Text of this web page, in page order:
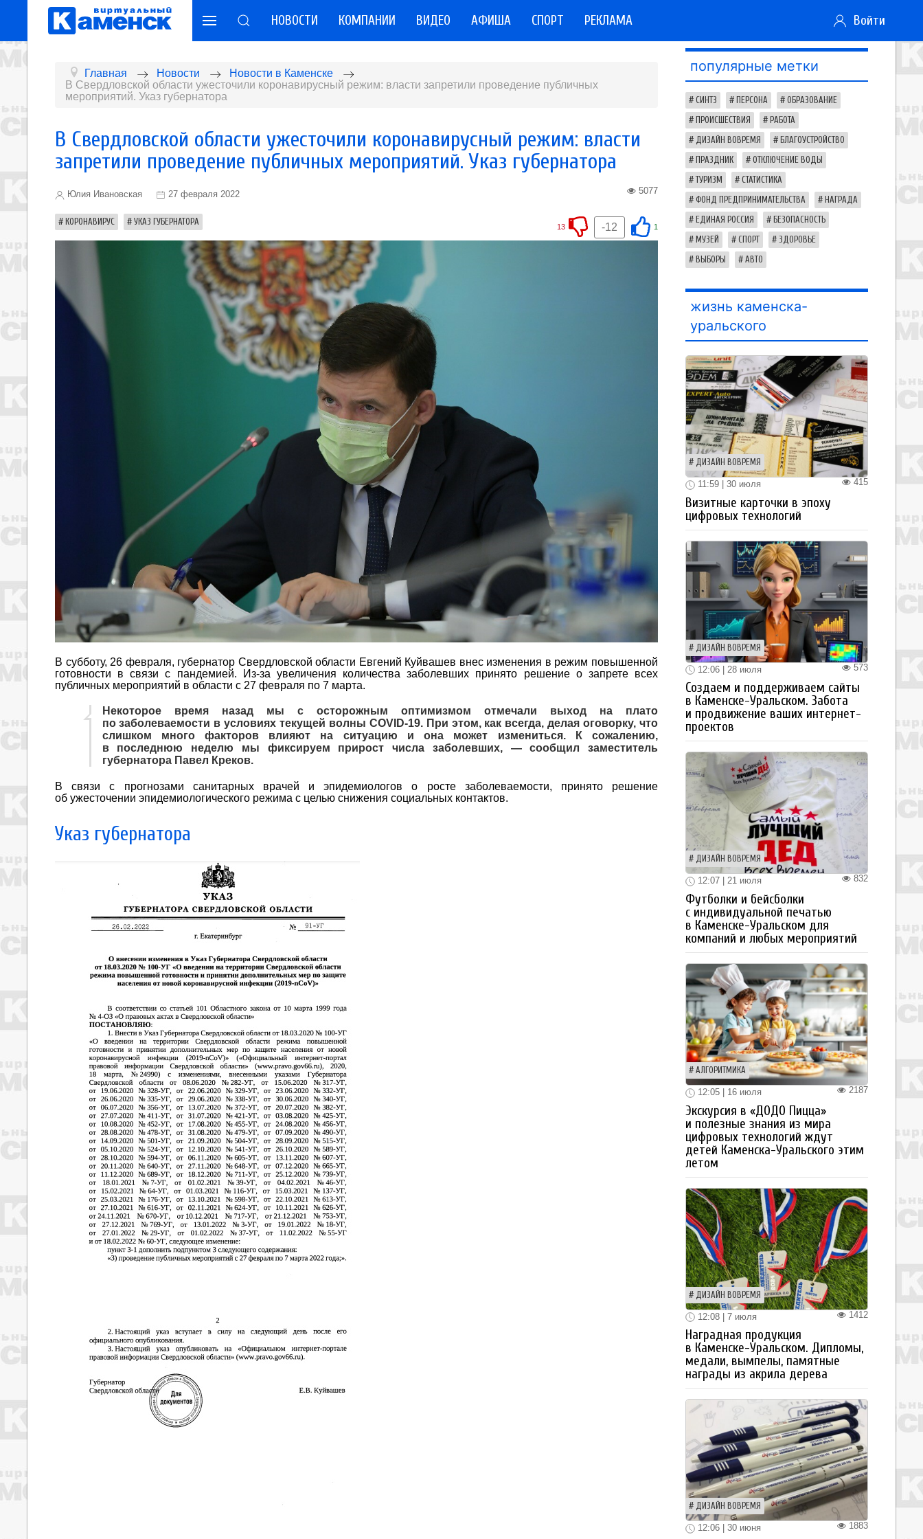
НОВОСТИ КОМПАНИИ ВИДЕО АФИША СПОРТ РЕКЛАМА Войти
Главная Новости
Новости в Каменске
В Свердловской области ужесточили коронавирусный режим: власти запретили проведение публичных
мероприятий. Указ губернатора
В Свердловской области ужесточили коронавирусный режим: власти
запретили проведение публичных мероприятий. Указ губернатора
Юлия Ивановская 27 февраля 2022 5077
КОРОНАВИРУС УКАЗ ГУБЕРНАТОРА 1
-12
13
В субботу, 26 февраля, губернатор Свердловской области Евгений Куйвашев внес изменения в режим повышенной
готовности в связи с пандемией. Из-за увеличения количества заболевших принято решение о запрете всех
публичных мероприятий в области с 27 февраля по 7 марта.
Некоторое время назад мы с осторожным оптимизмом отмечали выход на плато
по заболеваемости в условиях текущей волны COVID-19. При этом, как всегда, делая оговорку, что
слишком много факторов влияют на ситуацию и она может измениться. К сожалению,
в последнюю неделю мы фиксируем прирост числа заболевших, — сообщил заместитель
губернатора Павел Креков.
В связи с прогнозами санитарных врачей и эпидемиологов о росте заболеваемости, принято решение
об ужесточении эпидемиологического режима с целью снижения социальных контактов.
Указ губернатора
популярные метки
СИНТЗ ПЕРСОНА ОБРАЗОВАНИЕ
ПРОИСШЕСТВИЯ РАБОТА
ДИЗАЙН ВОВРЕМЯ БЛАГОУСТРОЙСТВО
ПРАЗДНИК ОТКЛЮЧЕНИЕ ВОДЫ
ТУРИЗМ СТАТИСТИКА
ФОНД ПРЕДПРИНИМАТЕЛЬСТВА НАГРАДА
ЕДИНАЯ РОССИЯ БЕЗОПАСНОСТЬ
МУЗЕЙ СПОРТ ЗДОРОВЬЕ
ВЫБОРЫ АВТО
жизнь каменска-
уральского
ДИЗАЙН ВОВРЕМЯ
415
11:59 | 30 июля
Визитные карточки в эпоху
цифровых технологий
ДИЗАЙН ВОВРЕМЯ
573
12:06 | 28 июля
Создаем и поддерживаем сайты
в Каменске-Уральском. Забота
и продвижение ваших интернет-
проектов
ДИЗАЙН ВОВРЕМЯ
832
12:07 | 21 июля
Футболки и бейсболки
с индивидуальной печатью
в Каменске-Уральском для
компаний и любых мероприятий
АЛГОРИТМИКА
2187
12:05 | 16 июля
Экскурсия в «ДОДО Пицца»
и полезные знания из мира
цифровых технологий ждут
детей Каменска-Уральского этим
летом
ДИЗАЙН ВОВРЕМЯ
1412
12:08 | 7 июля
Наградная продукция
в Каменске-Уральском. Дипломы,
медали, вымпелы, памятные
награды из акрила дерева
ДИЗАЙН ВОВРЕМЯ
1883
12:06 | 30 июня